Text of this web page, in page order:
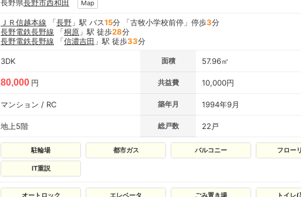
長野県長野市西和田 Map
ＪＲ信越本線 「長野 」駅 バス15分 「古牧小学校前停」停歩3分
長野電鉄長野線 「桐原 」駅 徒歩28分
長野電鉄長野線 「信濃吉田 」駅 徒歩33分
3DK 面積 57.96㎡
80,000 円 共益費 10,000円
マンション / RC 築年月 1994年9月
地上5階 総戸数 22戸
駐輪場 都市ガス バルコニー フロー
IT重説
オートロック エレベータ ごみ置き場 トイレ